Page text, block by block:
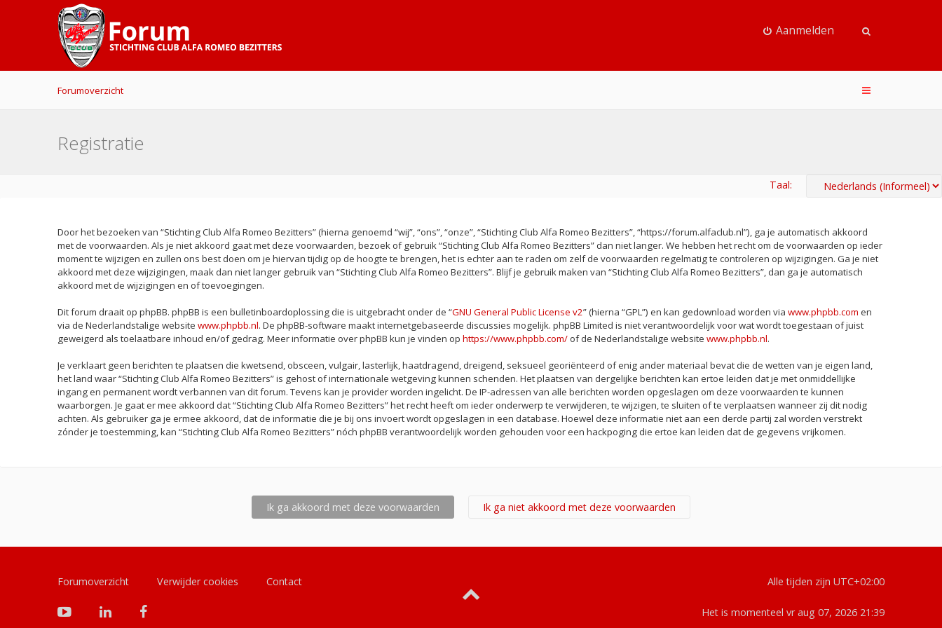
Aanmelden
Forumoverzicht
Registratie
Taal:
Door het bezoeken van “Stichting Club Alfa Romeo Bezitters” (hierna genoemd “wij”, “ons”, “onze”, “Stichting Club Alfa Romeo Bezitters”, “https://forum.alfaclub.nl”), ga je automatisch akkoord
met de voorwaarden. Als je niet akkoord gaat met deze voorwaarden, bezoek of gebruik “Stichting Club Alfa Romeo Bezitters” dan niet langer. We hebben het recht om de voorwaarden op ieder
moment te wijzigen en zullen ons best doen om je hiervan tijdig op de hoogte te brengen, het is echter aan te raden om zelf de voorwaarden regelmatig te controleren op wijzigingen. Ga je niet
akkoord met deze wijzigingen, maak dan niet langer gebruik van “Stichting Club Alfa Romeo Bezitters”. Blijf je gebruik maken van “Stichting Club Alfa Romeo Bezitters”, dan ga je automatisch
akkoord met de wijzigingen en of toevoegingen.
Dit forum draait op phpBB. phpBB is een bulletinboardoplossing die is uitgebracht onder de “GNU General Public License v2” (hierna “GPL”) en kan gedownload worden via www.phpbb.com en
via de Nederlandstalige website www.phpbb.nl. De phpBB-software maakt internetgebaseerde discussies mogelijk. phpBB Limited is niet verantwoordelijk voor wat wordt toegestaan of juist
geweigerd als toelaatbare inhoud en/of gedrag. Meer informatie over phpBB kun je vinden op https://www.phpbb.com/ of de Nederlandstalige website www.phpbb.nl.
Je verklaart geen berichten te plaatsen die kwetsend, obsceen, vulgair, lasterlijk, haatdragend, dreigend, seksueel georiënteerd of enig ander materiaal bevat die de wetten van je eigen land,
het land waar “Stichting Club Alfa Romeo Bezitters” is gehost of internationale wetgeving kunnen schenden. Het plaatsen van dergelijke berichten kan ertoe leiden dat je met onmiddellijke
ingang en permanent wordt verbannen van dit forum. Tevens kan je provider worden ingelicht. De IP-adressen van alle berichten worden opgeslagen om deze voorwaarden te kunnen
waarborgen. Je gaat er mee akkoord dat “Stichting Club Alfa Romeo Bezitters” het recht heeft om ieder onderwerp te verwijderen, te wijzigen, te sluiten of te verplaatsen wanneer zij dit nodig
achten. Als gebruiker ga je ermee akkoord, dat de informatie die je bij ons invoert wordt opgeslagen in een database. Hoewel deze informatie niet aan een derde partij zal worden verstrekt
zónder je toestemming, kan “Stichting Club Alfa Romeo Bezitters” nóch phpBB verantwoordelijk worden gehouden voor een hackpoging die ertoe kan leiden dat de gegevens vrijkomen.
Forumoverzicht Verwijder cookies Contact Alle tijden zijn UTC+02:00
Het is momenteel vr aug 07, 2026 21:39